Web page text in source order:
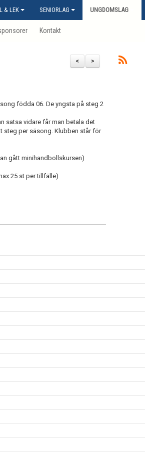
& LEK SENIORLAG UNGDOMSLAG
Kontakt
>
<
födda 06. De yngsta på steg 2
satsa vidare får man betala det
steg per säsong. Klubben står för
gått minihandbollskursen)
25 st per tillfälle)